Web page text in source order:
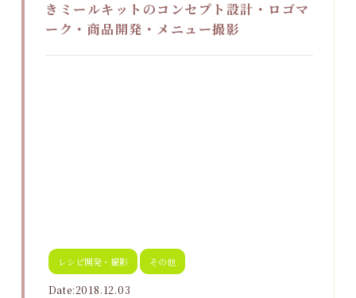
きミールキットのコンセプト設計・ロゴマ
ーク・商品開発・メニュー撮影
レシピ開発・撮影 その他
Date:2018.12.03